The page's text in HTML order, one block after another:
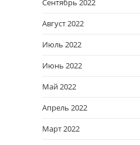
Сентябрь 2022
Август 2022
Июль 2022
Июнь 2022
Май 2022
Апрель 2022
Март 2022